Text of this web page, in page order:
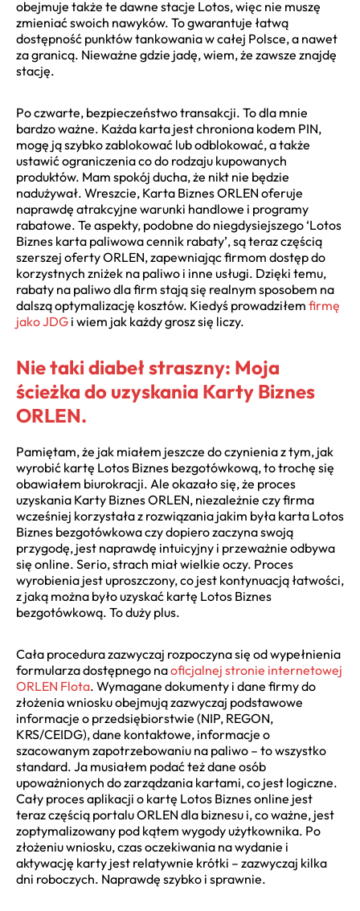
obejmuje także te dawne stacje Lotos, więc nie muszę
zmieniać swoich nawyków. To gwarantuje łatwą
dostępność punktów tankowania w całej Polsce, a nawet
za granicą. Nieważne gdzie jadę, wiem, że zawsze znajdę
stację.
Po czwarte, bezpieczeństwo transakcji. To dla mnie
bardzo ważne. Każda karta jest chroniona kodem PIN,
mogę ją szybko zablokować lub odblokować, a także
ustawić ograniczenia co do rodzaju kupowanych
produktów. Mam spokój ducha, że nikt nie będzie
nadużywał. Wreszcie, Karta Biznes ORLEN oferuje
naprawdę atrakcyjne warunki handlowe i programy
rabatowe. Te aspekty, podobne do niegdysiejszego ‘Lotos
Biznes karta paliwowa cennik rabaty’, są teraz częścią
szerszej oferty ORLEN, zapewniając firmom dostęp do
korzystnych zniżek na paliwo i inne usługi. Dzięki temu,
rabaty na paliwo dla firm stają się realnym sposobem na
dalszą optymalizację kosztów. Kiedyś prowadziłem firmę
jako JDG i wiem jak każdy grosz się liczy.
Nie taki diabeł straszny: Moja
ścieżka do uzyskania Karty Biznes
ORLEN.
Pamiętam, że jak miałem jeszcze do czynienia z tym, jak
wyrobić kartę Lotos Biznes bezgotówkową, to trochę się
obawiałem biurokracji. Ale okazało się, że proces
uzyskania Karty Biznes ORLEN, niezależnie czy firma
wcześniej korzystała z rozwiązania jakim była karta Lotos
Biznes bezgotówkowa czy dopiero zaczyna swoją
przygodę, jest naprawdę intuicyjny i przeważnie odbywa
się online. Serio, strach miał wielkie oczy. Proces
wyrobienia jest uproszczony, co jest kontynuacją łatwości,
z jaką można było uzyskać kartę Lotos Biznes
bezgotówkową. To duży plus.
Cała procedura zazwyczaj rozpoczyna się od wypełnienia
formularza dostępnego naoficjalnej stronie internetowej
ORLEN Flota. Wymagane dokumenty i dane firmy do
złożenia wniosku obejmują zazwyczaj podstawowe
informacje o przedsiębiorstwie (NIP, REGON,
KRS/CEIDG), dane kontaktowe, informacje o
szacowanym zapotrzebowaniu na paliwo – to wszystko
standard. Ja musiałem podać też dane osób
upoważnionych do zarządzania kartami, co jest logiczne.
Cały proces aplikacji o kartę Lotos Biznes online jest
teraz częścią portalu ORLEN dla biznesu i, co ważne, jest
zoptymalizowany pod kątem wygody użytkownika. Po
złożeniu wniosku, czas oczekiwania na wydanie i
aktywację karty jest relatywnie krótki – zazwyczaj kilka
dni roboczych. Naprawdę szybko i sprawnie.